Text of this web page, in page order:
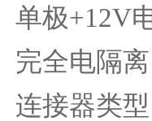
单极+12V
完全电隔离
连接器类